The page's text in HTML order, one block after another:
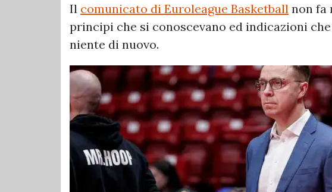
Il comunicato di Euroleague Basketball non fa
principi che si conoscevano ed indicazioni
niente di nuovo.